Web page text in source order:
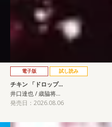
電子版 試し読み
チキン 「ドロップ…
井口達也 / 歳脇将…
発売日：2026.08.06